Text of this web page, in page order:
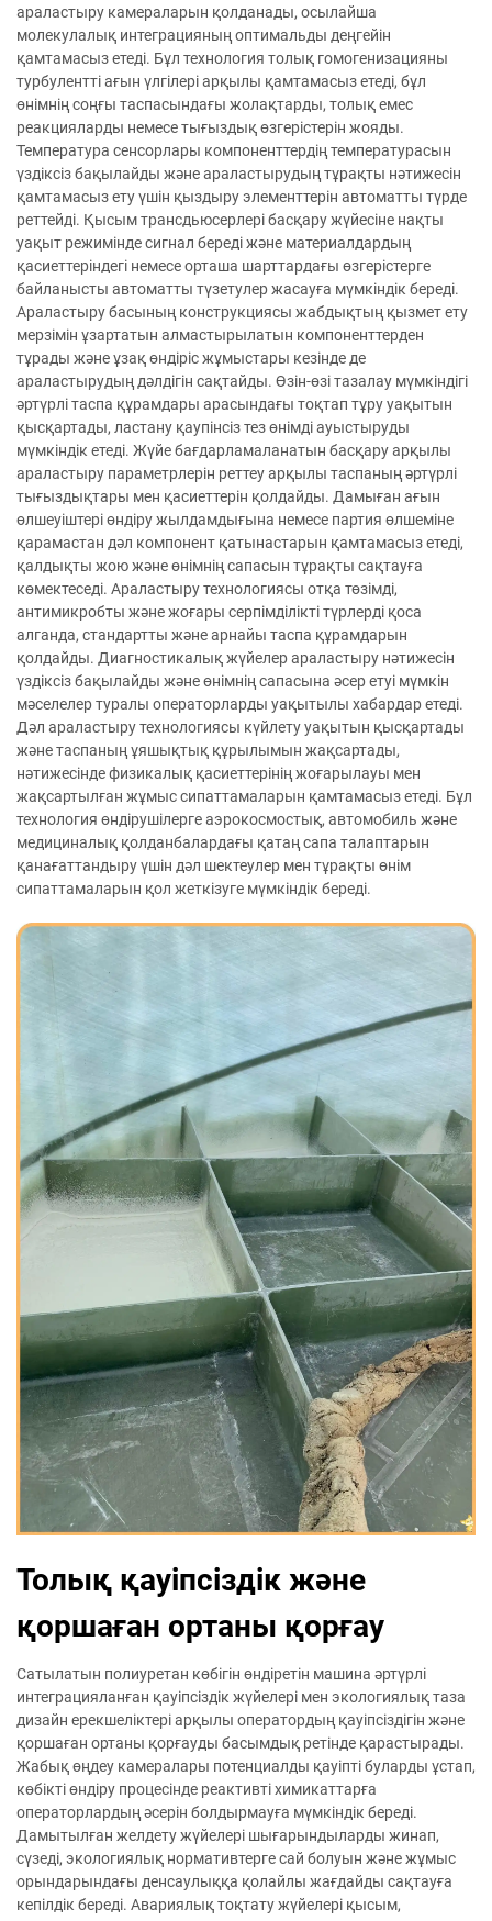
араластыру камераларын қолданады, осылайша
молекулалық интеграцияның оптимальды деңгейін
қамтамасыз етеді. Бұл технология толық гомогенизацияны
турбулентті ағын үлгілері арқылы қамтамасыз етеді, бұл
өнімнің соңғы таспасындағы жолақтарды, толық емес
реакцияларды немесе тығыздық өзгерістерін жояды.
Температура сенсорлары компоненттердің температурасын
үздіксіз бақылайды және араластырудың тұрақты нәтижесін
қамтамасыз ету үшін қыздыру элементтерін автоматты түрде
реттейді. Қысым трансдьюсерлері басқару жүйесіне нақты
уақыт режимінде сигнал береді және материалдардың
қасиеттеріндегі немесе орташа шарттардағы өзгерістерге
байланысты автоматты түзетулер жасауға мүмкіндік береді.
Араластыру басының конструкциясы жабдықтың қызмет ету
мерзімін ұзартатын алмастырылатын компоненттерден
тұрады және ұзақ өндіріс жұмыстары кезінде де
араластырудың дәлдігін сақтайды. Өзін-өзі тазалау мүмкіндігі
әртүрлі таспа құрамдары арасындағы тоқтап тұру уақытын
қысқартады, ластану қаупінсіз тез өнімді ауыстыруды
мүмкіндік етеді. Жүйе бағдарламаланатын басқару арқылы
араластыру параметрлерін реттеу арқылы таспаның әртүрлі
тығыздықтары мен қасиеттерін қолдайды. Дамыған ағын
өлшеуіштері өндіру жылдамдығына немесе партия өлшеміне
қарамастан дәл компонент қатынастарын қамтамасыз етеді,
қалдықты жою және өнімнің сапасын тұрақты сақтауға
көмектеседі. Араластыру технологиясы отқа төзімді,
антимикробты және жоғары серпімділікті түрлерді қоса
алганда, стандартты және арнайы таспа құрамдарын
қолдайды. Диагностикалық жүйелер араластыру нәтижесін
үздіксіз бақылайды және өнімнің сапасына әсер етуі мүмкін
мәселелер туралы операторларды уақытылы хабардар етеді.
Дәл араластыру технологиясы күйлету уақытын қысқартады
және таспаның ұяшықтық құрылымын жақсартады,
нәтижесінде физикалық қасиеттерінің жоғарылауы мен
жақсартылған жұмыс сипаттамаларын қамтамасыз етеді. Бұл
технология өндірушілерге аэрокосмостық, автомобиль және
медициналық қолданбалардағы қатаң сапа талаптарын
қанағаттандыру үшін дәл шектеулер мен тұрақты өнім
сипаттамаларын қол жеткізуге мүмкіндік береді.
Толық қауіпсіздік және
қоршаған ортаны қорғау
Сатылатын полиуретан көбігін өндіретін машина әртүрлі
интеграцияланған қауіпсіздік жүйелері мен экологиялық таза
дизайн ерекшеліктері арқылы оператордың қауіпсіздігін және
қоршаған ортаны қорғауды басымдық ретінде қарастырады.
Жабық өңдеу камералары потенциалды қауіпті буларды ұстап,
көбікті өндіру процесінде реактивті химикаттарға
операторлардың әсерін болдырмауға мүмкіндік береді.
Дамытылған желдету жүйелері шығарындыларды жинап,
сүзеді, экологиялық нормативтерге сай болуын және жұмыс
орындарындағы денсаулыққа қолайлы жағдайды сақтауға
кепілдік береді. Авариялық тоқтату жүйелері қысым,